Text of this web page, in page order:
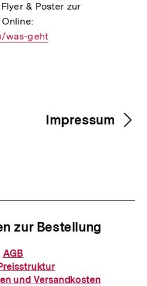
& Poster zur
Link:
was-geht
Impressum
zur Bestellung
Informationen
zur
Bestellung
AGB
und Versandkosten